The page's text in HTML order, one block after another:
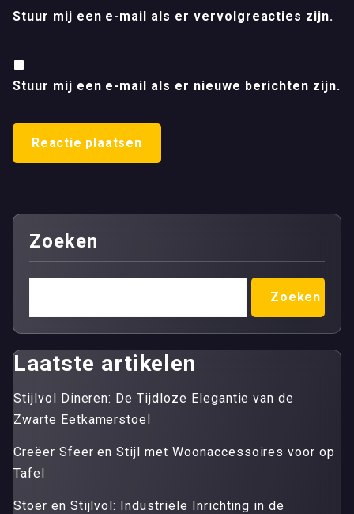
Stuur mij een e-mail als er vervolgreacties zijn.
Stuur mij een e-mail als er nieuwe berichten zijn.
Zoeken
Zoeken
Laatste artikelen
Stijlvol Dineren: De Tijdloze Elegantie van de
Zwarte Eetkamerstoel
Creëer Sfeer en Stijl met Woonaccessoires voor op
Tafel
Stoer en Stijlvol: Industriële Inrichting in de